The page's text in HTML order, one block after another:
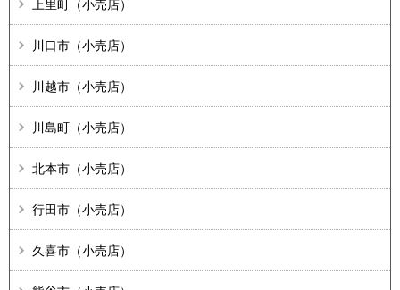
上里町（小売店）
川口市（小売店）
川越市（小売店）
川島町（小売店）
北本市（小売店）
行田市（小売店）
久喜市（小売店）